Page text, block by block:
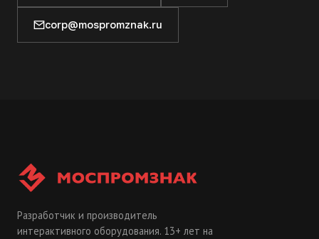
corp@mospromznak.ru
Разработчик и производитель
интерактивного оборудования. 13+ лет на